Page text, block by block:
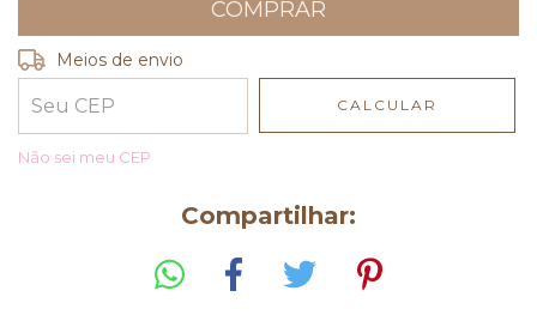
Entregas para o CEP:
Meios de envio
CALCULAR
Não sei meu CEP
Compartilhar: